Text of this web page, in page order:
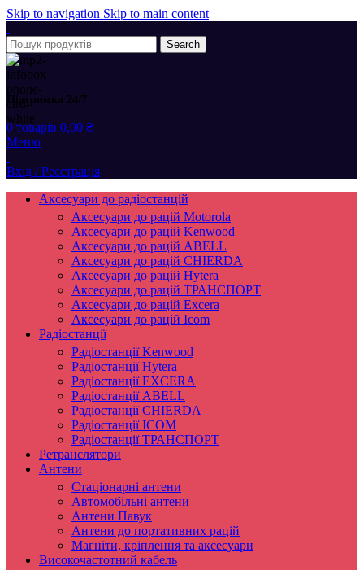
Skip to navigation Skip to main content
Search
Підтримка 24/7
0 товарів 0,00 ₴
Меню
Вхід / Реєстрація
Аксесуари до радіостанцій
Аксесуари до рацій Motorola
Аксесуари до рацій Kenwood
Аксесуари до рацій ABELL
Аксесуари до рацій CHIERDA
Аксесуари до рацій Hytera
Аксесуари до рацій ТРАНСПОРТ
Аксесуари до рацій Excera
Аксесуари до рацій Icom
Радіостанції
Радіостанції Kenwood
Радіостанції Hytera
Радіостанції EXCERA
Радіостанції ABELL
Радіостанції CHIERDA
Радіостанції ICOM
Радіостанції ТРАНСПОРТ
Ретранслятори
Антени
Стаціонарні антени
Автомобільні антени
Антени Павук
Антени до портативних рацій
Магніти, кріплення та аксесуари
Високочастотний кабель